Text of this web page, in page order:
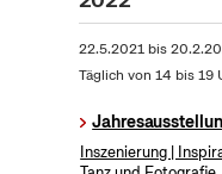
22.5.2021bis
Täglich von 14 bis 19
Inszenierung |